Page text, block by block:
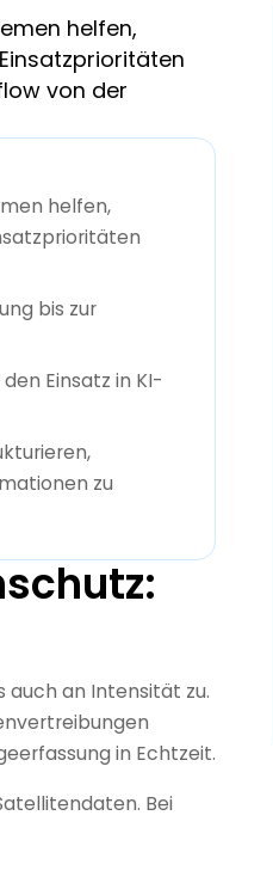
helfen,
von der
helfen,
bis zur
Einsatz in KI-
zu
auch an Intensität zu.
in Echtzeit.
Bei